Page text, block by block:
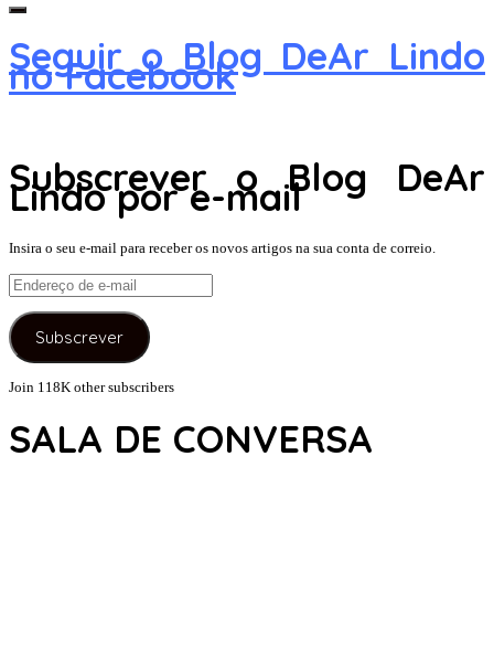
Seguir o Blog DeAr Lindo
no Facebook
Subscrever o Blog DeAr
Lindo por e-mail
Insira o seu e-mail para receber os novos artigos na sua conta de correio.
Endereço
de
e-
mail
Subscrever
Join 118K other subscribers
SALA DE CONVERSA